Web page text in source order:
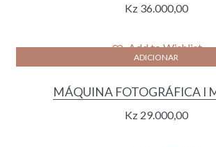
Kz36.000,00
Add to Wishlist
ADICIONAR
MÁQUINA FOTOGRÁFICA I
Kz29.000,00